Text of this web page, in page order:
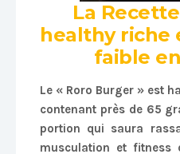
La
healthy riche
faible
Le « Roro Burger » est
contenant près de 65
portion qui saura
musculation et fitness